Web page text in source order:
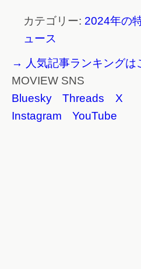
カテゴリー: 2024年の
ュース
→ 人気記事ランキングは
MOVIEW SNS
Bluesky
Threads
X
Instagram
YouTube